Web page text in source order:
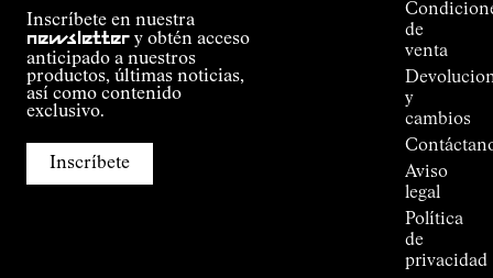
Inscríbete en nuestra
newsletter y obtén acceso
anticipado a nuestros
productos, últimas noticias,
así como contenido
exclusivo.
Inscríbete
de
venta
y
cambios
Aviso
legal
Política
de
privacidad